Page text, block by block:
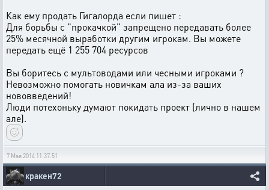
Как ему продать Гигалорда если пишет :
Для борьбы с "прокачкой" запрещено передавать более
25% месячной выработки другим игрокам. Вы можете
передать ещё 1 255 704 ресурсов
Вы боритесь с мультоводами или чесными игроками ?
Невозможно помогать новичкам ала из-за ваших
нововведений!
Люди потехоньку думают покидать проект (лично в нашем
але).
7 Мая 2014 11:37:51
кракен72